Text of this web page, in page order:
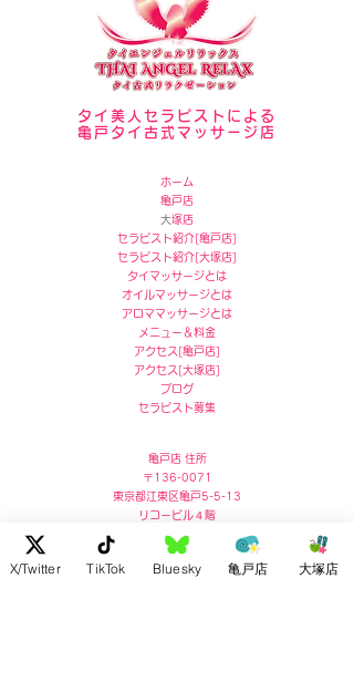
タイ美人セラピストによる
亀戸タイ古式マッサージ店
ホーム
亀戸店
​大塚店
セラピスト紹介[亀戸店]
セラピスト紹介[大塚店]
タイマッサージとは
オイルマッサージとは
アロママッサージとは
メニュー＆料金
アクセス [亀戸店]
アクセス [大塚店]
ブログ
セラピスト募集
亀戸店 住所
〒136-0071
東京都江東区亀戸5-5-13
リコービル４階
Ricoh Building 4F,
5-5-13 Kameido, Koto-ku, Tokyo
X/Twitter TikTok Bluesky 亀戸店 大塚店